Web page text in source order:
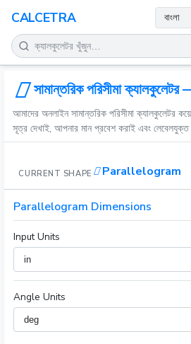
CALCETRA
গণিত
রূপান্তর
বিজ্ঞান
অন्যান্য সরঞ্জাম
সামান্তরিক পরিসীমা
আমাদের অনলাইন সামান্তরিক পরিসীমা ক্যালকুলেটর
সূত্র দেখাই, আপনার মান প্রবেশ করাই এবং লেবেলযুক্ত
CURRENT SHAPE Parallelogram
Parallelogram Dimensions
Input Units
Angle Units